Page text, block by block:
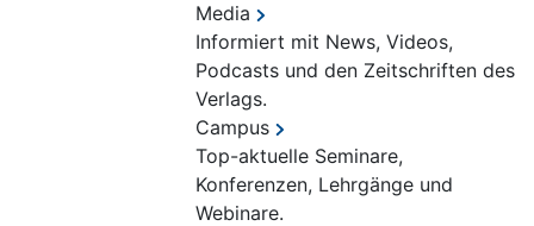
Media
Informiert mit News, Videos,
Podcasts und den Zeitschriften des
Verlags.
Campus
Top-aktuelle Seminare,
Konferenzen, Lehrgänge und
Webinare.